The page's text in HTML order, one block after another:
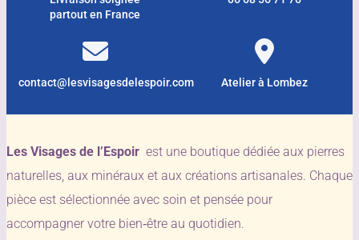
partout en France
contact@lesvisagesdelespoir.com Atelier à Lombez
Les Visages de l’Espoir est une boutique dédiée aux pierres
naturelles, aux minéraux et aux créations artisanales. Chaque
pièce est sélectionnée avec soin et pensée pour
accompagner votre bien‑être au quotidien.